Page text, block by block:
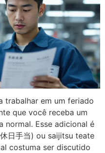
trabalhar em um feriado
que você receba um
normal. Esse adicional é
日手当) ou saijitsu teate
costuma ser discutido